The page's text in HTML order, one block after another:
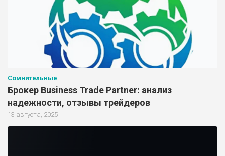
Сомнительные
Брокер Business Trade Partner: анализ
надежности, отзывы трейдеров
13 августа, 2025